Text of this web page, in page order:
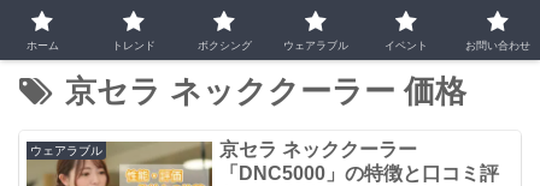
京セラ ネッククーラー 価格
ウェアラブル
京セラ ネッククーラー
「DNC5000」の特徴と口コミ評
ホーム トレンド ボクシング ウェアラブル イベント お問い合わせ